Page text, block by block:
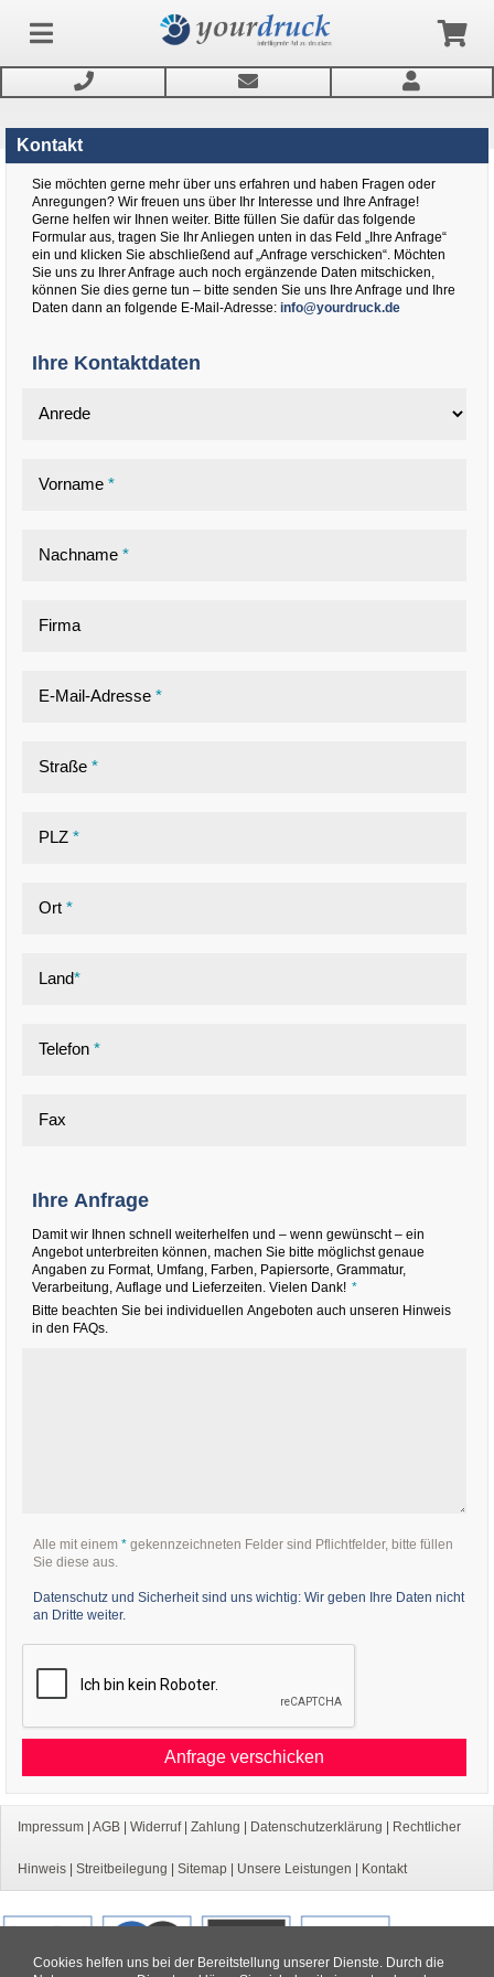
Anmelden
Produkte
Service
Newsletter
Cookies helfen uns bei der Bereitstellung unserer Dienste. Durch die
Kontakt
Sie möchten gerne mehr über uns erfahren und haben Fragen oder
Anregungen? Wir freuen uns über Ihr Interesse und Ihre Anfrage!
Gerne helfen wir Ihnen weiter. Bitte füllen Sie dafür das folgende
Formular aus, tragen Sie Ihr Anliegen unten in das Feld „Ihre Anfrage“
ein und klicken Sie abschließend auf „Anfrage verschicken“. Möchten
Sie uns zu Ihrer Anfrage auch noch ergänzende Daten mitschicken,
können Sie dies gerne tun – bitte senden Sie uns Ihre Anfrage und Ihre
Daten dann an folgende E-Mail-Adresse: info@yourdruck.de
Ihre Kontaktdaten
Anrede
Vorname *
Nachname *
Firma
E-Mail-Adresse *
Straße *
PLZ *
Ort *
Land*
Telefon *
Fax
Ihre Anfrage
Damit wir Ihnen schnell weiterhelfen und – wenn gewünscht – ein
Angebot unterbreiten können, machen Sie bitte möglichst genaue
Angaben zu Format, Umfang, Farben, Papiersorte, Grammatur,
Verarbeitung, Auflage und Lieferzeiten. Vielen Dank! *
Bitte beachten Sie bei individuellen Angeboten auch unseren Hinweis
in den FAQs.
Alle mit einem * gekennzeichneten Felder sind Pflichtfelder, bitte füllen
Sie diese aus.
Datenschutz und Sicherheit sind uns wichtig: Wir geben Ihre Daten nicht
an Dritte weiter.
Anfrage verschicken
Impressum AGB Widerruf| Zahlung Datenschutzerklärung Rechtlicher
Hinweis Streitbeilegung Sitemap Unsere Leistungen Kontakt